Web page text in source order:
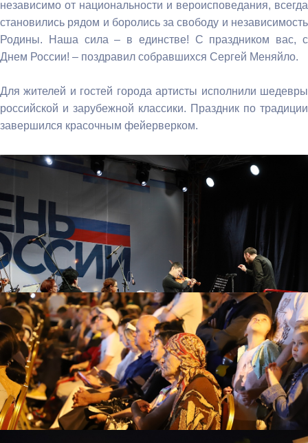
независимо от национальности и вероисповедания, всегда
становились рядом и боролись за свободу и независимость
Родины. Наша сила – в единстве! С праздником вас, с
Днем России! – поздравил собравшихся Сергей Меняйло.
Для жителей и гостей города артисты исполнили шедевры
российской и зарубежной классики. Праздник по традиции
завершился красочным фейерверком.